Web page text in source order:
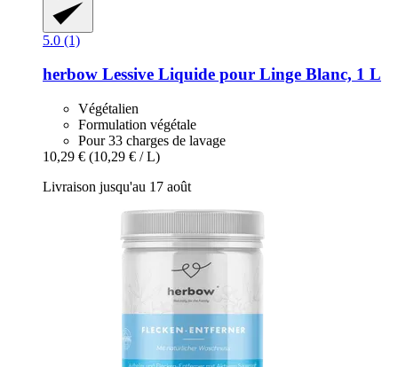
5.0 (1)
herbow Lessive Liquide pour Linge Blanc, 1 L
Végétalien
Formulation végétale
Pour 33 charges de lavage
10,29 € (10,29 € / L)
Livraison jusqu'au 17 août